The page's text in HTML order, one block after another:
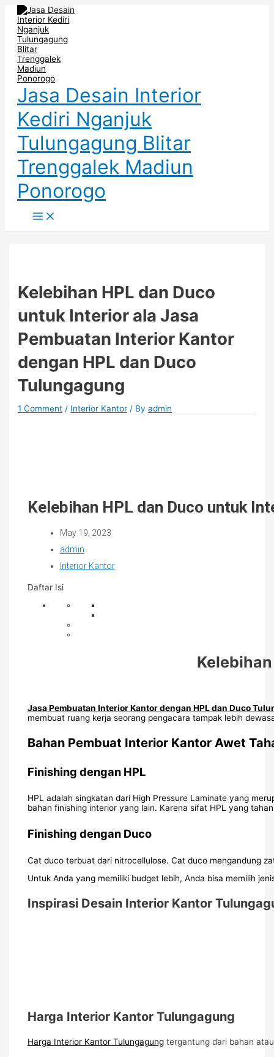
Skip
content
Jasa Desain Interior
Kediri Nganjuk
Tulungagung Blitar
Trenggalek Madiun
Ponorogo
Menu
Kelebihan HPL dan Duco
untuk Interior ala Jasa
Pembuatan Interior Kantor
dengan HPL dan Duco
Tulungagung
1 Comment / Interior Kantor / Byadmin
Kelebihan HPL dan Duco untuk
May 19, 2023
admin
Interior Kantor
Daftar Isi
Jasa Pembuatan Interior Kantor dengan HPL dan Duco
membuat ruang kerja seorang pengacara tampak lebih
Bahan Pembuat Interior Kantor Awet
Finishing dengan HPL
HPL adalah singkatan dari High Pressure Laminate yang
bahan finishing interior yang lain. Karena sifat HPL yang
Finishing dengan Duco
Cat duco terbuat dari nitrocellulose. Cat duco mengandung
Untuk Anda yang memiliki budget lebih, Anda bisa memilih
Inspirasi Desain Interior Kantor
Harga Interior Kantor Tulungagung
Harga Interior Kantor Tulungagung tergantung dari bahan
Post
navigation